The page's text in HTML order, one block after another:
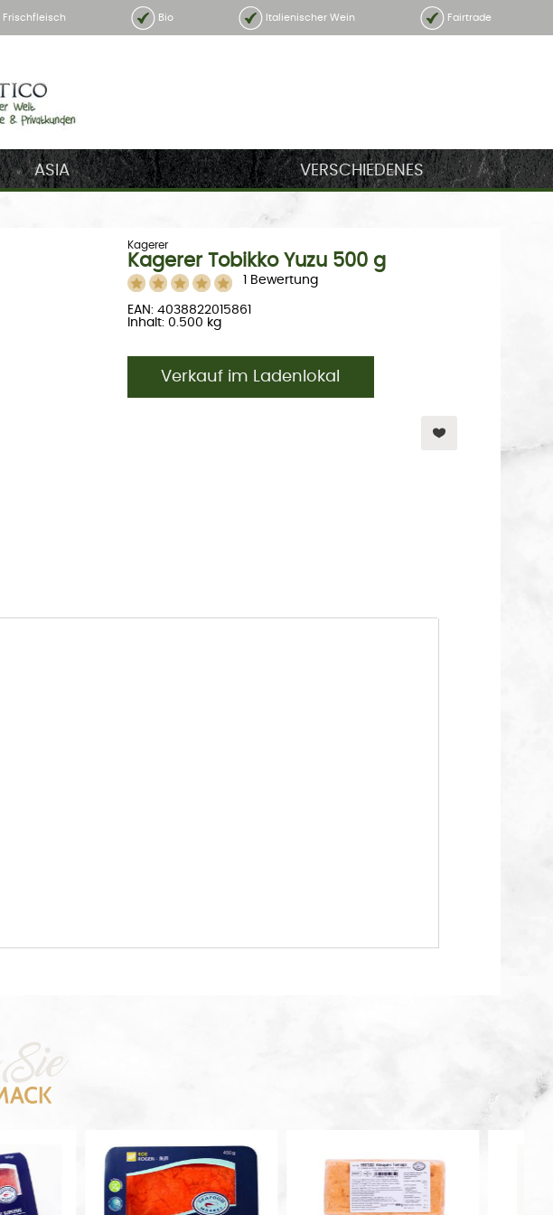
Frischfleisch Bio Italienischer Wein Fairtrade
ASIA VERSCHIEDENES
Kagerer
Kagerer Tobikko Yuzu 500 g
1 Bewertung
EAN: 4038822015861
Inhalt: 0.500 kg
Verkauf im Ladenlokal